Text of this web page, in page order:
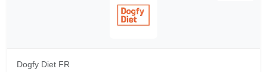
Dogfy Diet FR